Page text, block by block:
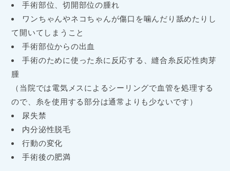
手術部位、切開部位の腫れ
ワンちゃんやネコちゃんが傷口を噛んだり舐めたりし
て開いてしまうこと
手術部位からの出血
手術のために使った糸に反応する、縫合糸反応性肉芽
腫
（当院では電気メスによるシーリングで血管を処理する
ので、糸を使用する部分は通常よりも少ないです）
尿失禁
内分泌性脱毛
行動の変化
手術後の肥満